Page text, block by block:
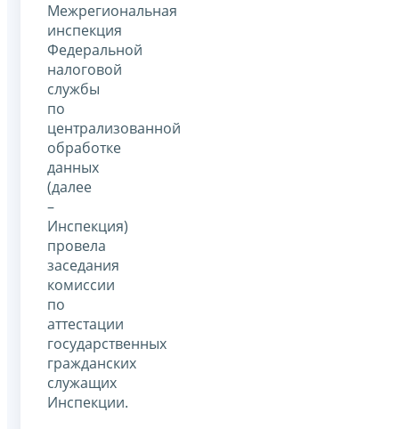
Межрегиональная
инспекция
Федеральной
налоговой
службы
по
централизованной
обработке
данных
(далее
–
Инспекция)
провела
заседания
комиссии
по
аттестации
государственных
гражданских
служащих
Инспекции.